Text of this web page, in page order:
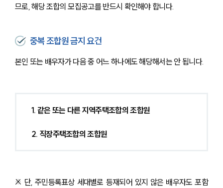
므로, 해당 조합의 모집공고를 반드시 확인해야 합니다.
중복 조합원 금지 요건
본인 또는 배우자가 다음 중 어느 하나에도 해당해서는 안 됩니다.
1. 같은 또는 다른 지역주택조합의 조합원
2. 직장주택조합의 조합원
※ 단, 주민등록표상 세대별로 등재되어 있지 않은 배우자도 포함